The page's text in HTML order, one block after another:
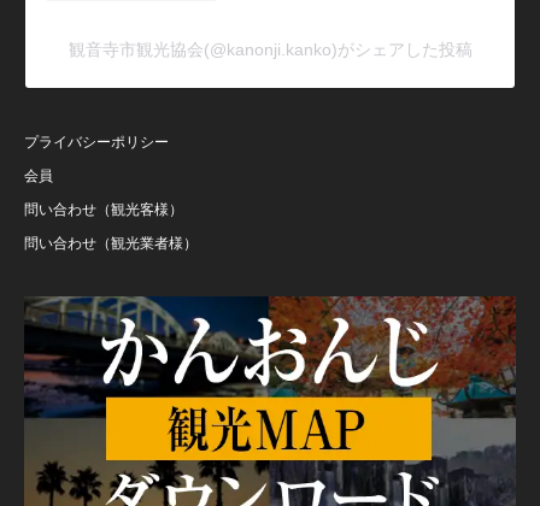
観音寺市観光協会(@kanonji.kanko)がシェアした投稿
プライバシーポリシー
会員
問い合わせ（観光客様）
問い合わせ（観光業者様）